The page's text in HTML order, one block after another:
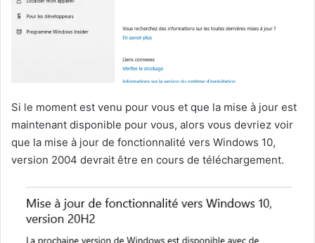
Si le moment est venu pour vous et que la mise à jour est
maintenant disponible pour vous, alors vous devriez voir
que la mise à jour de fonctionnalité vers Windows 10,
version 2004 devrait être en cours de téléchargement.